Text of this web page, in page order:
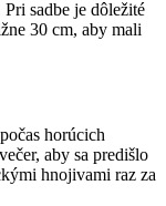
sadbe je dôležité
30 cm, aby mali
horúcich
aby sa predišlo
hnojivami raz za